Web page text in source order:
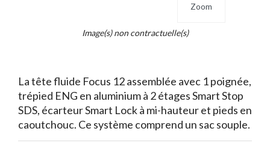
Zoom
Image(s) non contractuelle(s)
La tête fluide Focus 12 assemblée avec 1 poignée,
trépied ENG en aluminium à 2 étages Smart Stop
SDS, écarteur Smart Lock à mi-hauteur et pieds en
caoutchouc. Ce système comprend un sac souple.